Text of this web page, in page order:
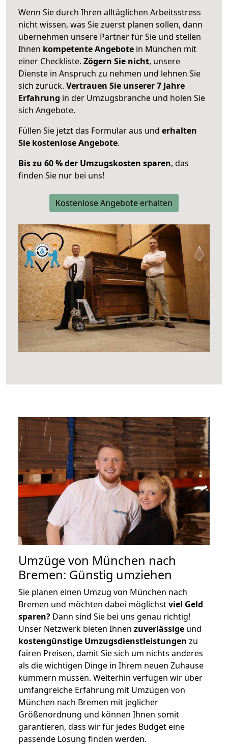
Wenn Sie durch Ihren alltäglichen Arbeitsstress
nicht wissen, was Sie zuerst planen sollen, dann
übernehmen unsere Partner für Sie und stellen
Ihnen kompetente Angebote in München mit
einer Checkliste. Zögern Sie nicht, unsere
Dienste in Anspruch zu nehmen und lehnen Sie
sich zurück. Vertrauen Sie unserer 7 Jahre
Erfahrung in der Umzugsbranche und holen Sie
sich Angebote.
Füllen Sie jetzt das Formular aus und erhalten
Sie kostenlose Angebote.
Bis zu 60 % der Umzugskosten sparen, das
finden Sie nur bei uns!
Kostenlose Angebote erhalten
Umzüge von München nach
Bremen: Günstig umziehen
Sie planen einen Umzug von München nach
Bremen und möchten dabei möglichstviel Geld
sparen? Dann sind Sie bei uns genau richtig!
Unser Netzwerk bieten Ihnen zuverlässige und
kostengünstige Umzugsdienstleistungen zu
fairen Preisen, damit Sie sich um nichts anderes
als die wichtigen Dinge in Ihrem neuen Zuhause
kümmern müssen. Weiterhin verfügen wir über
umfangreiche Erfahrung mit Umzügen von
München nach Bremen mit jeglicher
Größenordnung und können Ihnen somit
garantieren, dass wir für jedes Budget eine
passende Lösung finden werden.